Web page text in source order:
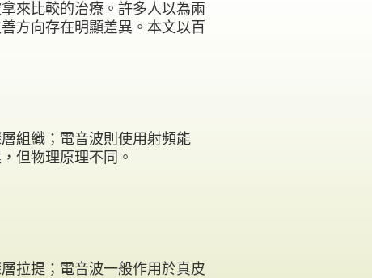
來比較的治療。許多人以為兩
方向存在明顯差異。本文以百
組織；電音波則使用射頻能
但物理原理不同。
拉提；電音波一般作用於真皮